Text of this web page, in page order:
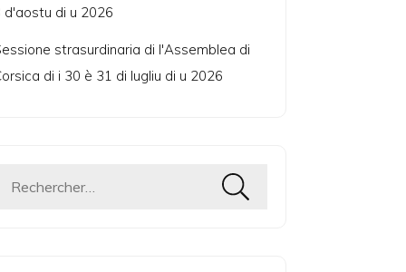
d'aostu di u 2026
strasurdinaria di l'Assemblea di
di i 30 è 31 di lugliu di u 2026
Rechercher :